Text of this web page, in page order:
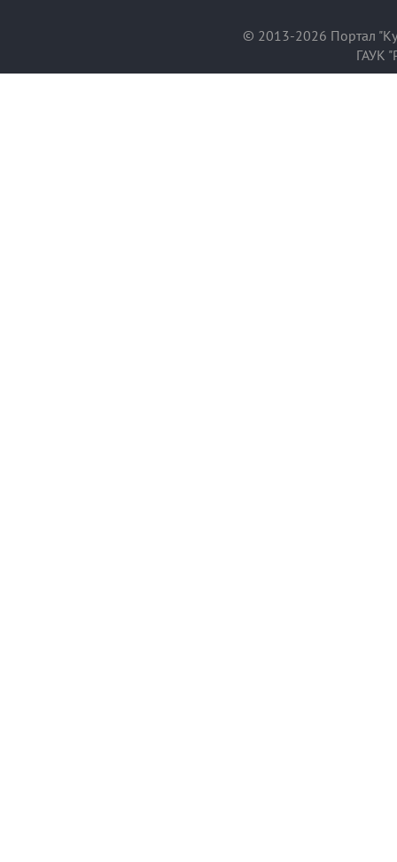
© 2013-2026 Портал
ГАУК